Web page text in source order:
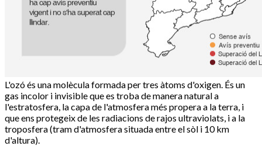
L'ozó és una molècula formada per tres àtoms d'oxigen. És un
gas incolor i invisible que es troba de manera natural a
l'estratosfera, la capa de l'atmosfera més propera a la terra, i
que ens protegeix de les radiacions de rajos ultraviolats, i a la
troposfera (tram d'atmosfera situada entre el sòl i 10 km
d'altura).